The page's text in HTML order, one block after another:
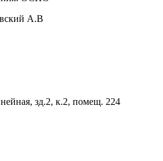
А.В
зд.2, к.2, помещ. 224